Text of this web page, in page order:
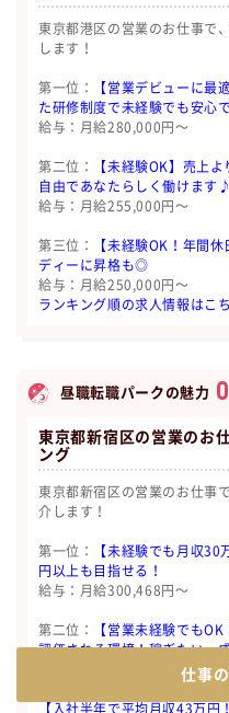
東京都港区の営業のお仕事で
します！
第一位：
【営業デビューに最
た研修制度で未経験でも安心
給与：月給280,000円〜
第二位：
【未経験OK】売上
自由であなたらしく働けます♪
給与：月給255,000円〜
第三位：
【未経験OK！年間
ディーに昇格も◎
給与：月給250,000円〜
ランキング順の求人情報はこ
昼職転職パークの魅力
東京都新宿区の営業のお
ング
東京都新宿区の営業のお仕事
介します！
第一位：
【未経験でも月収
円以上も目指せる！
給与：月給300,468円〜
第二位：
【営業未経験でも
評価される環境！稼ぎたい・
給与：月給280,000円〜
【入社半年で平均月収43万
仕事